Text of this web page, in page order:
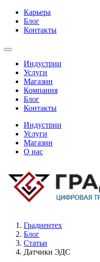
Карьера
Блог
Контакты
Индустрии
Услуги
Магазин
Компания
Блог
Контакты
Индустрии
Услуги
Магазин
О нас
Градиентех
Блог
Статьи
Датчики ЭДС